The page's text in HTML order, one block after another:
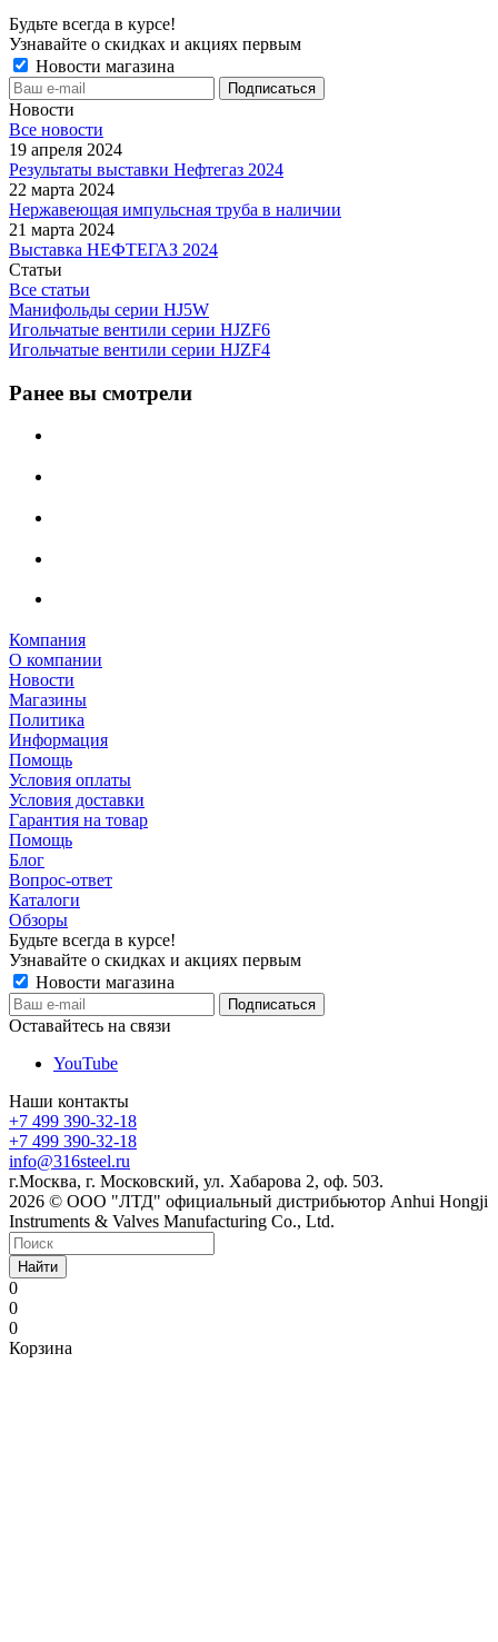
Будьте всегда в курсе!
Узнавайте о скидках и акциях первым
Новости магазина
Новости
Все новости
19 апреля 2024
Результаты выставки Нефтегаз 2024
22 марта 2024
Нержавеющая импульсная труба в наличии
21 марта 2024
Выставка НЕФТЕГАЗ 2024
Статьи
Все статьи
Манифольды серии HJ5W
Игольчатые вентили серии HJZF6
Игольчатые вентили серии HJZF4
Ранее вы смотрели
Компания
О компании
Новости
Магазины
Политика
Информация
Помощь
Условия оплаты
Условия доставки
Гарантия на товар
Помощь
Блог
Вопрос-ответ
Каталоги
Обзоры
Будьте всегда в курсе!
Узнавайте о скидках и акциях первым
Новости магазина
Оставайтесь на связи
YouTube
Наши контакты
+7 499 390-32-18
+7 499 390-32-18
info@316steel.ru
г.Москва, г. Московский, ул. Хабарова 2, оф. 503.
2026 © ООО "ЛТД" официальный дистрибьютор Anhui Hongji
Instruments & Valves Manufacturing Co., Ltd.
Найти
0
0
0
Корзина